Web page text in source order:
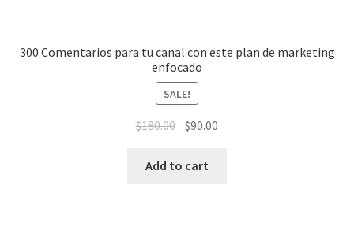
300 Comentarios para tu canal con este plan de marketing
enfocado
SALE!
$180.00 $90.00
Add to cart